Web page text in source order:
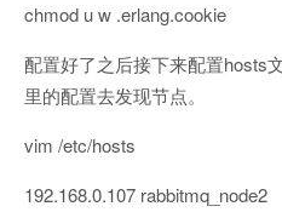
chmod u w .erlang.cookie
配置好了之后接下来配置hosts
里的配置去发现节点。
vim /etc/hosts
192.168.0.107 rabbitmq_node2